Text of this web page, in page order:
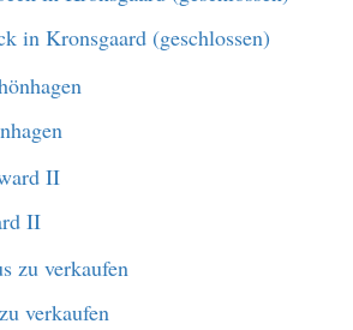
in Kronsgaard (geschlossen)
II
verkaufen